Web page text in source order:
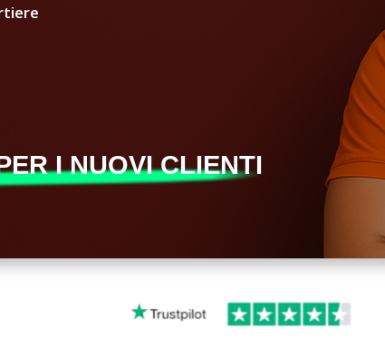
I NUOVI CLIENTI